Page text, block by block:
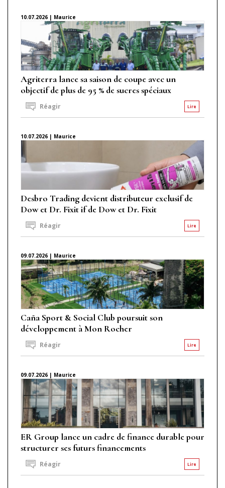
10.07.2026 | Maurice
Agriterra lance sa saison de coupe avec un
objectif de plus de 95 % de sucres spéciaux
Lire
Réagir
10.07.2026 | Maurice
Desbro Trading devient distributeur exclusif de
Dow et Dr. Fixit if de Dow et Dr. Fixit
Lire
Réagir
09.07.2026 | Maurice
Caña Sport & Social Club poursuit son
développement à Mon Rocher
Lire
Réagir
09.07.2026 | Maurice
ER Group lance un cadre de finance durable pour
structurer ses futurs financements
Lire
Réagir